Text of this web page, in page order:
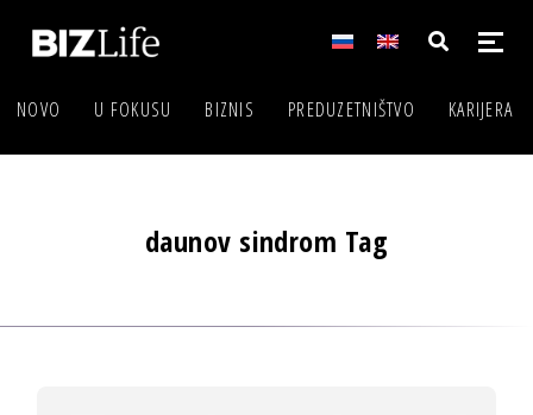
NOVO U FOKUSU BIZNIS PREDUZETNIŠTVO KARIJERA
daunov sindrom Tag